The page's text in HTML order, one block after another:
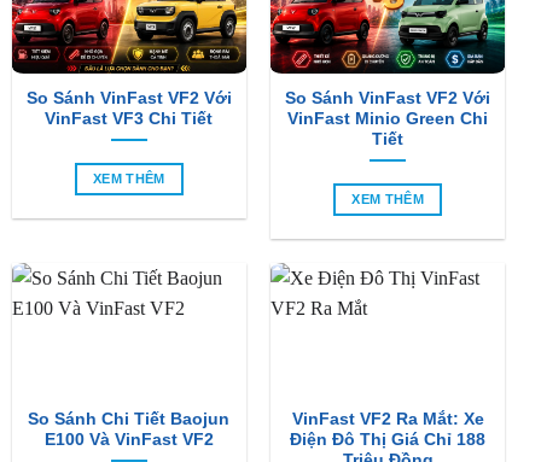
So Sánh VinFast VF2 Với
VinFast VF3 Chi Tiết
XEM THÊM
So Sánh VinFast VF2 Với
VinFast Minio Green Chi
Tiết
XEM THÊM
So Sánh Chi Tiết Baojun
E100 Và VinFast VF2
VinFast VF2 Ra Mắt: Xe
Điện Đô Thị Giá Chỉ 188